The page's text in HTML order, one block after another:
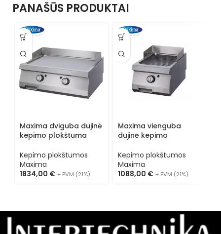
PANAŠŪS PRODUKTAI
Maxima dviguba dujinė
kepimo plokštuma
Kepimo plokštumos
Maxima
1834,00 € + PVM (21%)
Maxima vienguba
dujinė kepimo
Kepimo plokštumos
Maxima
1088,00 € + PVM (21%)